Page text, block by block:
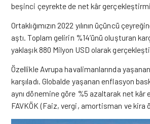
beşinci çeyrekte de net kâr
Ortaklığımızın 2022 yılının üçüncü
aştı. Toplam gelirin %14’ünü oluşturan
yaklaşık 880 Milyon USD olarak
Özellikle Avrupa havalimanlarında
karşıladı. Globalde yaşanan enflasyon
aynı dönemine göre %5 azaltarak net
FAVKÖK (Faiz, vergi, amortisman ve kira